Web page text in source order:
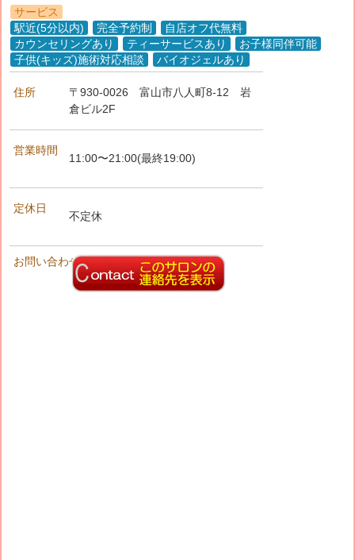
サービス
駅近(5分以内)
完全予約制
自店オフ代無料
カウンセリングあり
ティーサービスあり
お子様同伴可能
子供(キッズ)施術対応相談
バイオジェルあり
住所 〒930-0026 富山市八人町8-12 岩
倉ビル2F
営業時間
11:00〜21:00(最終19:00)
定休日
不定休
お問い合わせ先